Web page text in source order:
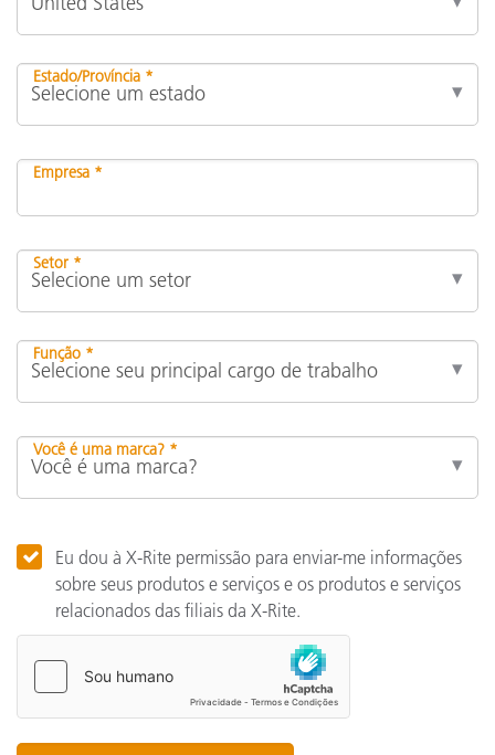
Estado/Província *
Empresa *
Setor *
Função *
Você é uma marca? *
Eu dou à X-Rite permissão para enviar-me informações
sobre seus produtos e serviços e os produtos e serviços
relacionados das filiais da X-Rite.